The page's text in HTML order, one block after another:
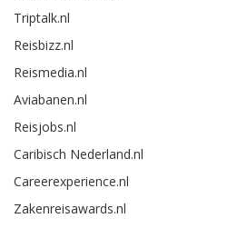
Triptalk.nl
Reisbizz.nl
Reismedia.nl
Aviabanen.nl
Reisjobs.nl
Caribisch Nederland.nl
Careerexperience.nl
Zakenreisawards.nl